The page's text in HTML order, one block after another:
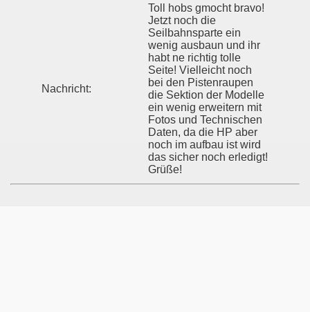
Nachricht:
Toll hobs gmocht bravo!
Jetzt noch die
Seilbahnsparte ein
wenig ausbaun und ihr
habt ne richtig tolle
Seite! Vielleicht noch
bei den Pistenraupen
die Sektion der Modelle
ein wenig erweitern mit
Fotos und Technischen
Daten, da die HP aber
noch im aufbau ist wird
das sicher noch erledigt!
Grüße!